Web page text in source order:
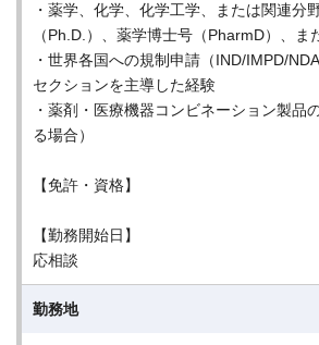
・薬学、化学、化学工学、または関連分
（Ph.D.）、薬学博士号（PharmD）、ま
・世界各国への規制申請（IND/IMPD/
セクションを主導した経験
・薬剤・医療機器コンビネーション製品
る場合）
【免許・資格】
【勤務開始日】
応相談
勤務地